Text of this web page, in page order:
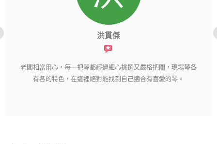
洪貫傑
老闆相當用心，每一把琴都經過細心挑選又嚴格把關，現場琴各
有各的特色，在這裡絕對能找到自己適合有喜愛的琴。